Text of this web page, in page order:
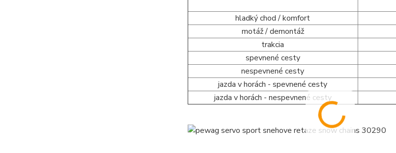
hladký chod / komfort
motáž / demontáž
trakcia
spevnené cesty
nespevnené cesty
jazda v horách - spevnené cesty
jazda v horách - nespevnené cesty